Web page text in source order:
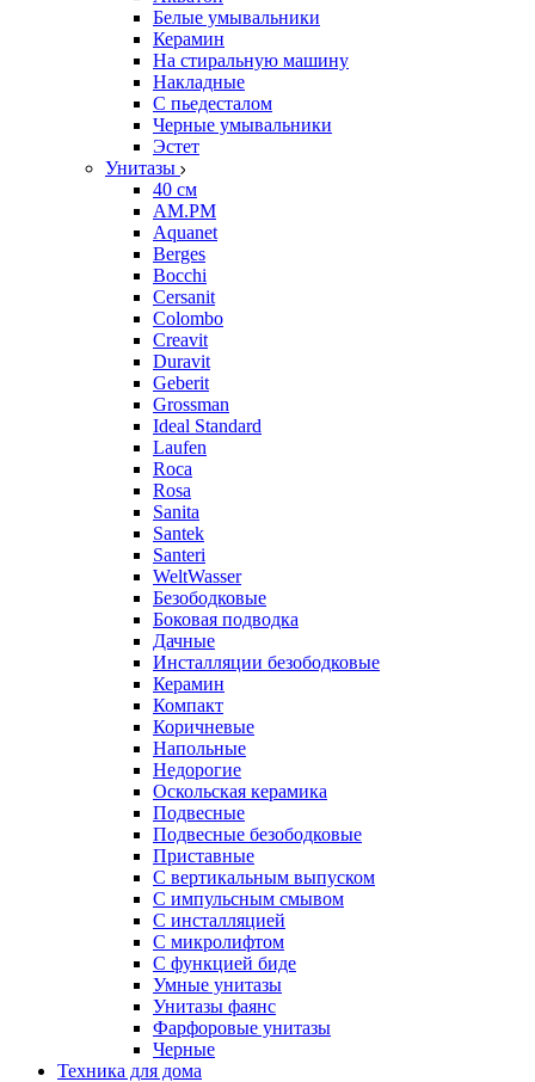
Белые умывальники
Керамин
На стиральную машину
Накладные
С пьедесталом
Черные умывальники
Эстет
Унитазы
40 см
AM.PM
Aquanet
Berges
Bocchi
Cersanit
Colombo
Creavit
Duravit
Geberit
Grossman
Ideal Standard
Laufen
Roca
Rosa
Sanita
Santek
Santeri
WeltWasser
Безободковые
Боковая подводка
Дачные
Инсталляции безободковые
Керамин
Компакт
Коричневые
Напольные
Недорогие
Оскольская керамика
Подвесные
Подвесные безободковые
Приставные
С вертикальным выпуском
С импульсным смывом
С инсталляцией
С микролифтом
С функцией биде
Умные унитазы
Унитазы фаянс
Фарфоровые унитазы
Черные
Техника для дома